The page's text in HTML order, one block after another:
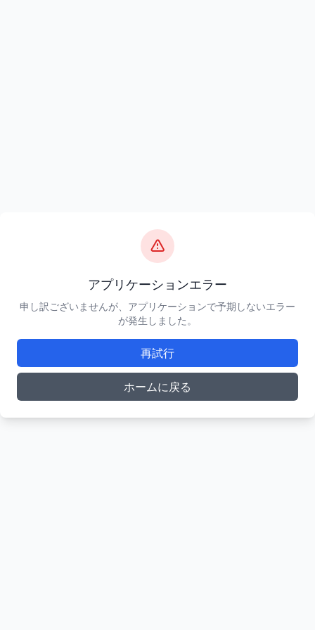
アプリケーションエラー
申し訳ございませんが、アプリケーションで予期しないエラー
が発生しました。
再試行
ホームに戻る